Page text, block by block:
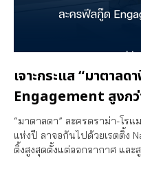
เจาะกระแส “มาตาลด
Engagement สูงกว่
“มาตาลดา” ละครดราม่า-โร
แห่งปี ลาจอกันไปด้วยเรตติ้ง
ติ้งสูงสุดตั้งแต่ออกอากาศ และ